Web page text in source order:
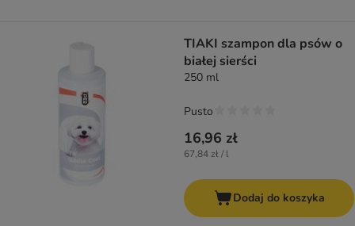
TIAKI szampon dla psów o
białej sierści
250 ml
16,96 zł
67,84 zł / l
Pusto
Dodaj do koszyka